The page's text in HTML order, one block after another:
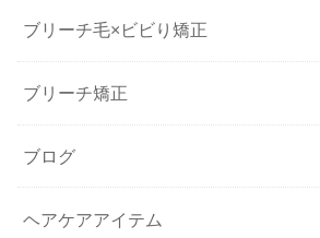
ブリーチ毛×ビビり矯正
ブリーチ矯正
ブログ
ヘアケアアイテム